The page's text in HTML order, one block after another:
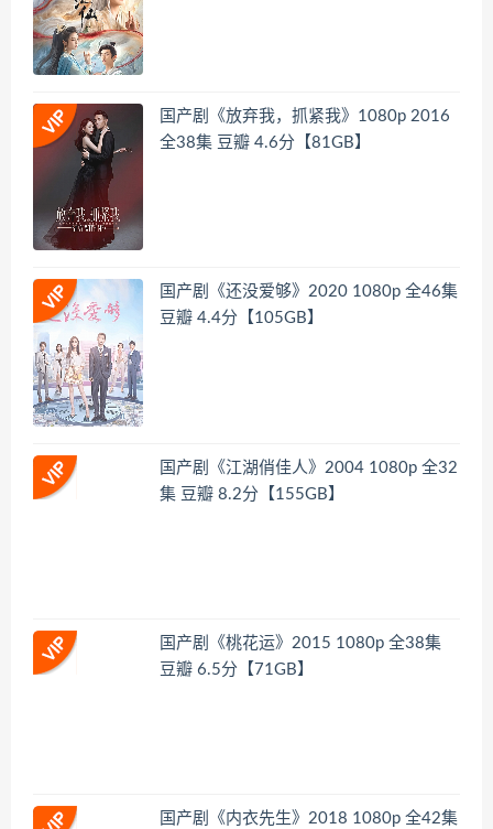
国产剧《放弃我，抓紧我》1080p 2016
全38集 豆瓣 4.6分【81GB】
国产剧《还没爱够》2020 1080p 全46集
豆瓣 4.4分【105GB】
国产剧《江湖俏佳人》2004 1080p 全32
集 豆瓣 8.2分【155GB】
国产剧《桃花运》2015 1080p 全38集
豆瓣 6.5分【71GB】
国产剧《内衣先生》2018 1080p 全42集